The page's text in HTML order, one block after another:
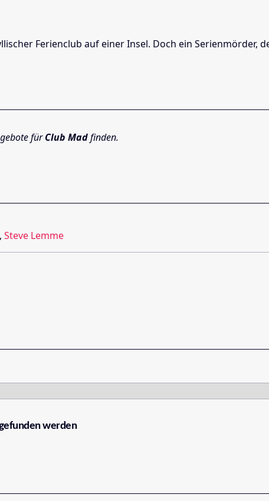
Ferienclub auf einer Insel. Doch ein
fürClub Madfinden.
, Steve Lemme
werden